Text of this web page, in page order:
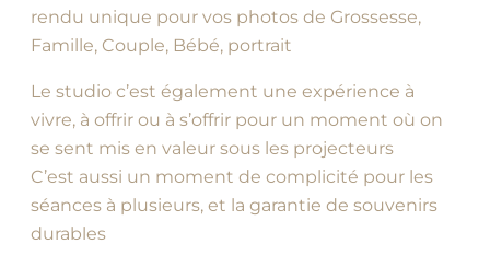
rendu unique pour vos photos de Grossesse,
Famille, Couple, Bébé, portrait
Le studio c’est également une expérience à
vivre, à offrir ou à s’offrir pour un moment où on
se sent mis en valeur sous les projecteurs
C’est aussi un moment de complicité pour les
séances à plusieurs, et la garantie de souvenirs
durables